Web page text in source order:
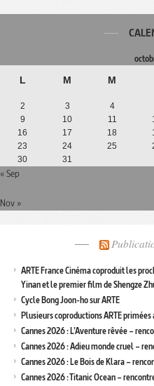
L M M
2
3 4
9
10 11
16
17 18
23
24 25
30
31
« Sep
Nov »
ARTE France Cinéma coproduit les
Yinan et le premier film de Shengze
Cycle Bong Joon-ho sur ARTE
Plusieurs coproductions ARTE primées
Cannes 2026 : L’Aventure rêvée –
Cannes 2026 : Adieu monde cruel –
Cannes 2026 : Le Bois de Klara –
Cannes 2026 : Titanic Ocean –